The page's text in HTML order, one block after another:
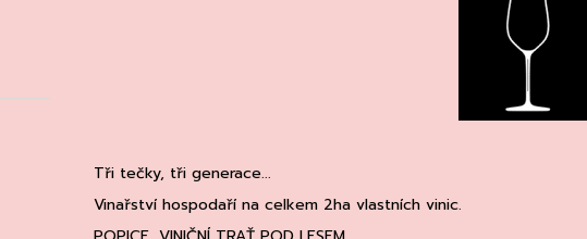
Tři tečky, tři generace...
Vinařství hospodaří na celkem 2ha vlastních vinic.